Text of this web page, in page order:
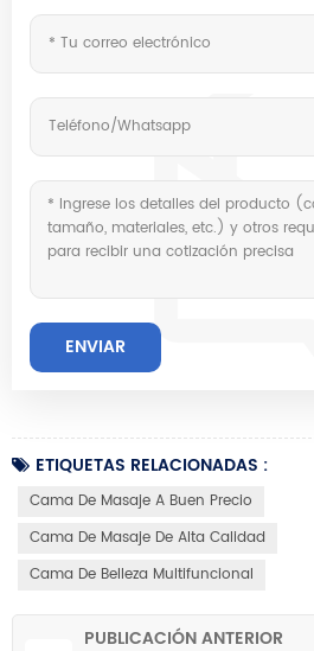
ETIQUETAS RELACIONADAS :
Cama De Masaje A Buen Precio
Cama De Masaje De Alta Calidad
Cama De Belleza Multifuncional
PUBLICACIÓN ANTERIOR